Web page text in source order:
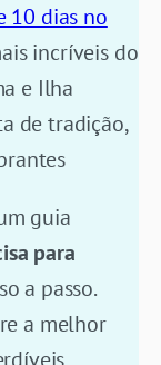
10 dias no
incríveis do
e Ilha
de tradição,
guia
para
a passo.
a melhor